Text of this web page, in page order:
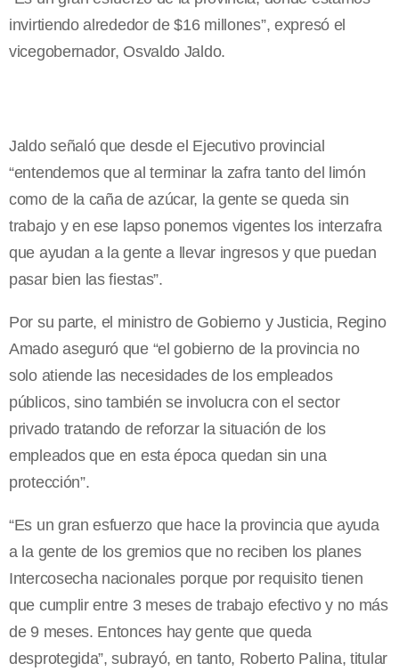
invirtiendo alrededor de $16 millones”, expresó el
vicegobernador, Osvaldo Jaldo.
Jaldo señaló que desde el Ejecutivo provincial
“entendemos que al terminar la zafra tanto del limón
como de la caña de azúcar, la gente se queda sin
trabajo y en ese lapso ponemos vigentes los interzafra
que ayudan a la gente a llevar ingresos y que puedan
pasar bien las fiestas”.
Por su parte, el ministro de Gobierno y Justicia, Regino
Amado aseguró que “el gobierno de la provincia no
solo atiende las necesidades de los empleados
públicos, sino también se involucra con el sector
privado tratando de reforzar la situación de los
empleados que en esta época quedan sin una
protección”.
“Es un gran esfuerzo que hace la provincia que ayuda
a la gente de los gremios que no reciben los planes
Intercosecha nacionales porque por requisito tienen
que cumplir entre 3 meses de trabajo efectivo y no más
de 9 meses. Entonces hay gente que queda
desprotegida”, subrayó, en tanto, Roberto Palina, titular